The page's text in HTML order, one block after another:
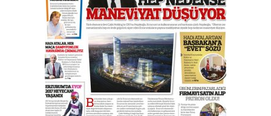
Başkan Sekmen’den Erzurum’a
bir vizyon proje daha!
02 Ağustos 2026 Pazar
Kadir SABUNCUOĞLU
Erzurumspor’un köşe taşları
29 Haziran 2026 Pazartesi
Kenan GÜLERCİ